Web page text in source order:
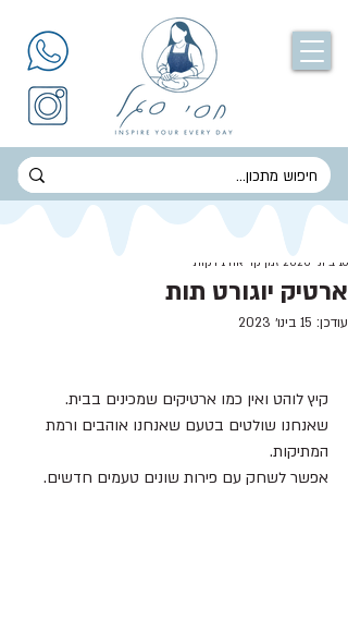
ארטיק יוגורט תות
18 ביוני 2020
זמן קריאה 1 דקות
עודכן: 15 בינו׳ 2023
קיץ לוהט ואין כמו ארטיקים שמכינים בבית.
שאנחנו שולטים בטעם שאנחנו אוהבים ורמת
המתיקות.
אפשר לשחק עם פירות שונים טעמים חדשים.